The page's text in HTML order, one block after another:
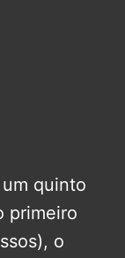
quinto
primeiro
o